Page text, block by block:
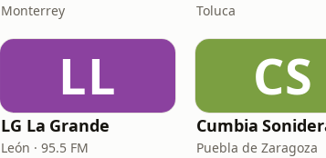
Monterrey Toluca
LL
LG La Grande
León · 95.5 FM
CS
Puebla de Zaragoza